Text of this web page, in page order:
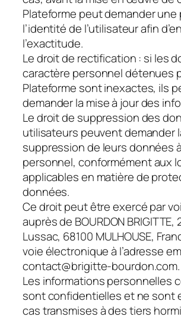
Plateforme peut demander une
l’identité de l’utilisateur afin
l’exactitude.
Le droit de rectification : si les
caractère personnel détenues
Plateforme sont inexactes, ils
demander la mise à jour des
Le droit de suppression des
utilisateurs peuvent demander
suppression de leurs données
personnel, conformément aux
applicables en matière de
données.
Ce droit peut être exercé par
auprès de BOURDON BRIGITTE,
Lussac, 68100 MULHOUSE,
voie électronique à l’adresse
contact@brigitte-bourdon.com.
Les informations personnelles
sont confidentielles et ne sont
cas transmises à des tiers